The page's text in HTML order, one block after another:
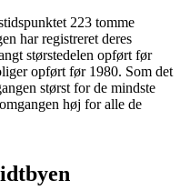
223 tomme
har registreret deres
størstedelen opført før
opført før 1980. Som det
størst for de mindste
høj for alle de